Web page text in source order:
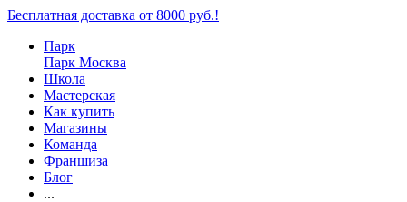
Бесплатная доставка от 8000 руб.!
Парк
Парк Москва
Школа
Мастерская
Как купить
Магазины
Команда
Франшиза
Блог
...